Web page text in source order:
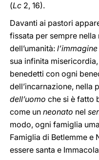
(Lc 2, 16).
Davanti ai pastori
fissata per sempre
dell’umanità:
sua infinita
benedetti con ogni
dell’incarnazione, nella
dell’uomo che si è fatto
come un neonato nel
modo, ogni famiglia
Famiglia di Betlemme e
essere santa e